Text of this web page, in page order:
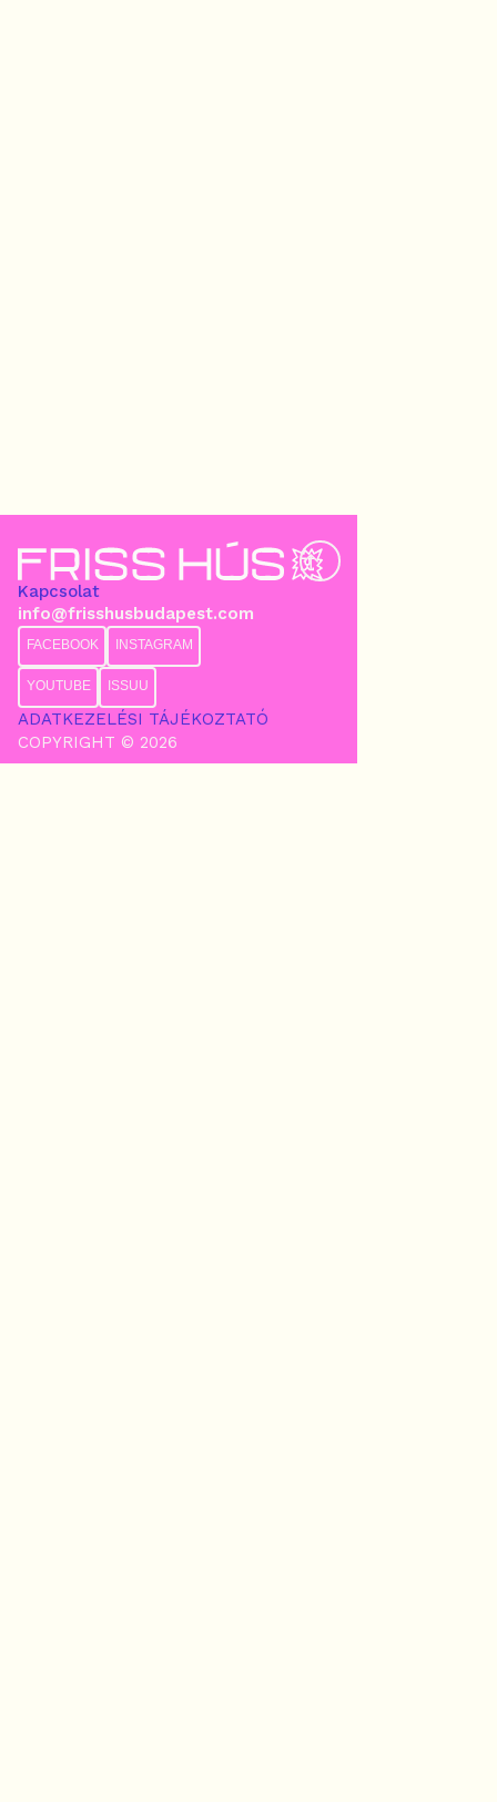
Kapcsolat
info@frisshusbudapest.com
FACEBOOK INSTAGRAM
YOUTUBE ISSUU
ADATKEZELÉSI TÁJÉKOZTATÓ
COPYRIGHT © 2026